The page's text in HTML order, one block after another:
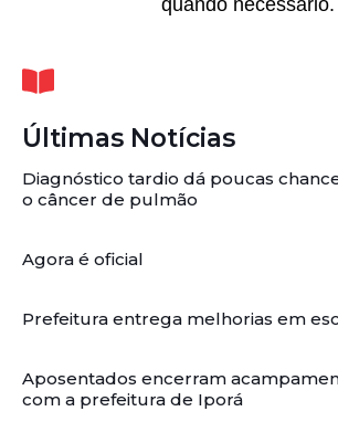
Últimas Notícias
Diagnóstico tardio dá poucas
o câncer de pulmão
Agora é oficial
Prefeitura entrega melhorias em
Aposentados encerram
com a prefeitura de Iporá